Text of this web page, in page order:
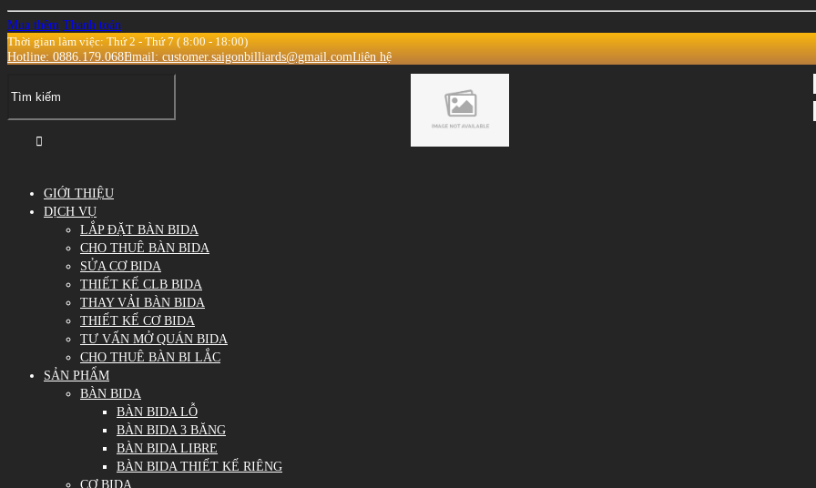
Mua thêm Thanh toán
Thời gian làm việc: Thứ 2 - Thứ 7 ( 8:00 - 18:00)
Hotline: 0886.179.068Email: customer.saigonbilliards@gmail.comLiên hệ
GIỚI THIỆU
DỊCH VỤ
LẮP ĐẶT BÀN BIDA
CHO THUÊ BÀN BIDA
SỬA CƠ BIDA
THIẾT KẾ CLB BIDA
THAY VẢI BÀN BIDA
THIẾT KẾ CƠ BIDA
TƯ VẤN MỞ QUÁN BIDA
CHO THUÊ BÀN BI LẮC
SẢN PHẨM
BÀN BIDA
BÀN BIDA LỖ
BÀN BIDA 3 BĂNG
BÀN BIDA LIBRE
BÀN BIDA THIẾT KẾ RIÊNG
CƠ BIDA